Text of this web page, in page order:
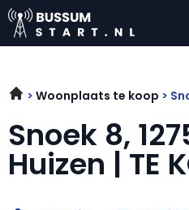
Woonplaats te koop
Snoek 8,
Huizen | TE